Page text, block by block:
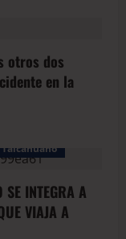
otros dos
en la
Talcahuano
INTEGRA A
VIAJA A